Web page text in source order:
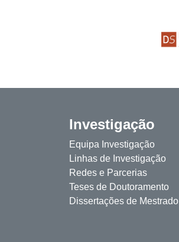
Investigação
Equipa Investigação
Linhas de Investigação
Redes e Parcerias
Teses de Doutoramento
Dissertações de Mestrado